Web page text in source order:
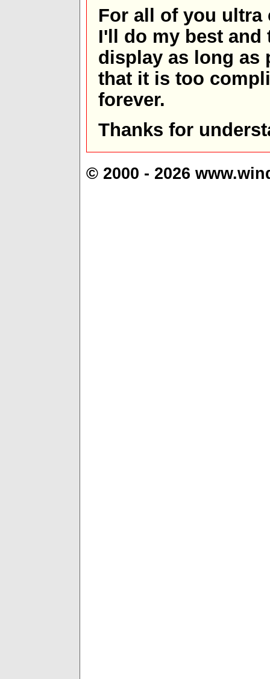
For all of you ultra
I'll do my best and
display as long as
that it is too
forever.
Thanks for
© 2000 - 2026